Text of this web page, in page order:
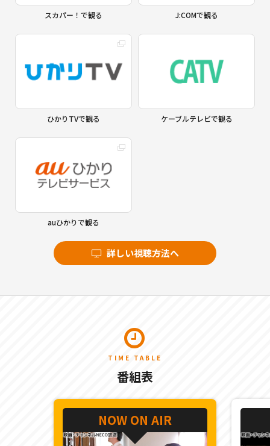
スカパー！で観る J:COMで観る
ひかりTVで観る ケーブルテレビで観る
auひかりで観る
詳しい視聴方法へ
TIME TABLE
番組表
NOW ON AIR